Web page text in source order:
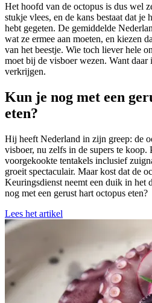
Het hoofd van de octopus is dus wel
stukje vlees, en de kans bestaat dat je
hebt gegeten. De gemiddelde
wat ze ermee aan moeten, en kiezen
van het beestje. Wie toch liever hele
moet bij de visboer wezen. Want daar
verkrijgen.
Kun je nog met een
eten?
Hij heeft Nederland in zijn greep: de
visboer, nu zelfs in de supers te koop.
voorgekookte tentakels inclusief
groeit spectaculair. Maar kost dat de
Keuringsdienst neemt een duik in het
nog met een gerust hart octopus eten?
Lees het artikel